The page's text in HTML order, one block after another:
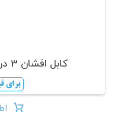
کابل افشان 3 در 1 شیلد حلقه 100 متری
برای